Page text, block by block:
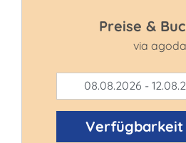
Preise &
via agoda
08.08.2026 -